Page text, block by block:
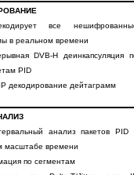
все
в реальном времени
DVB-H деинкапсуляция
PID
декодирование дейтаграмм
анализ пакетов PID
масштабе времени
по сегментам